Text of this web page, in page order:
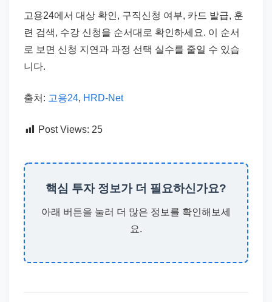
고용24에서 대상 확인, 구직신청 여부, 카드 발급, 훈
련 검색, 수강 신청을 순서대로 확인하세요. 이 순서
로 보면 신청 지연과 과정 선택 실수를 줄일 수 있습
니다.
출처: 고용24, HRD-Net
Post Views: 25
핵심 투자 정보가 더 필요하신가요?
아래 버튼을 눌러 더 많은 정보를 확인해보세
요.